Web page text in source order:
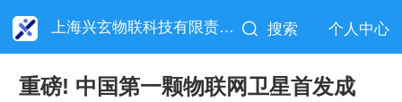
上海兴玄物联科技有限责任公司 搜索 个人中心
重磅! 中国第一颗物联网卫星首发成